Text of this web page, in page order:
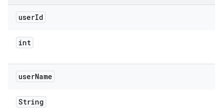
userId
int
userName
String